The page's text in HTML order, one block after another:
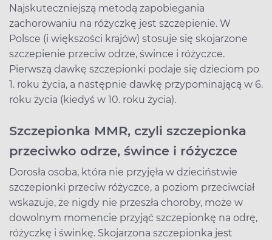
Najskuteczniejszą metodą zapobiegania
zachorowaniu na różyczkę jest szczepienie. W
Polsce (i większości krajów) stosuje się skojarzone
szczepienie przeciw odrze, śwince i różyczce.
Pierwszą dawkę szczepionki podaje się dzieciom po
1. roku życia, a następnie dawkę przypominającą w 6.
roku życia (kiedyś w 10. roku życia).
Szczepionka MMR, czyli szczepionka
przeciwko odrze, śwince i różyczce
Dorosła osoba, która nie przyjęła w dzieciństwie
szczepionki przeciw różyczce, a poziom przeciwciał
wskazuje, że nigdy nie przeszła choroby, może w
dowolnym momencie przyjąć szczepionkę na odrę,
różyczkę i świnkę. Skojarzona szczepionka jest